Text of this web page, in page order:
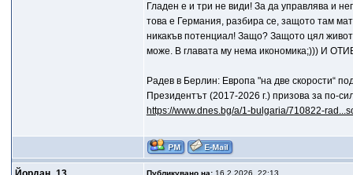
Гладен е и три не види! За да управлява и
това е Германия, разбира се, защото там
никакъв потенциал! Защо? Защото цял
може. В главата му нема икономика;)))
Радев в Берлин: Европа "на две скорости“
Президентът (2017-2026 г.) призова за по-
https://www.dnes.bg/a/1-bulgaria/710822-
Публикувано на:16.2.2026, 22:13